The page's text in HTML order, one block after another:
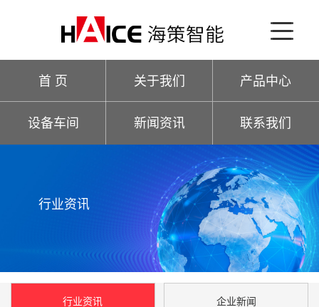
首 页 关于我们 产品中心
设备车间 新闻资讯 联系我们
行业资讯
行业资讯 企业新闻